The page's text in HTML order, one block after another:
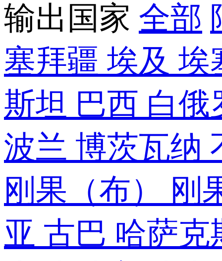
输出国家 全部
塞拜疆 埃及 埃
斯坦 巴西 白
波兰 博茨瓦纳
刚果（布）
刚
亚 古巴 哈萨